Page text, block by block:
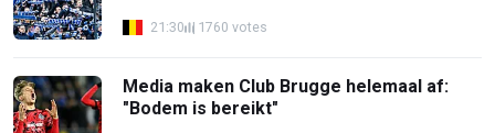
21:30 1760 votes
Media maken Club Brugge helemaal af:
"Bodem is bereikt"